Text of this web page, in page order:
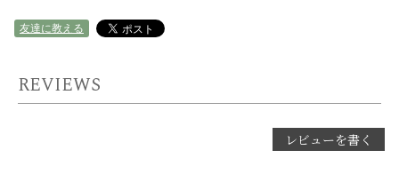
友達に教える
REVIEWS
レビューを書く